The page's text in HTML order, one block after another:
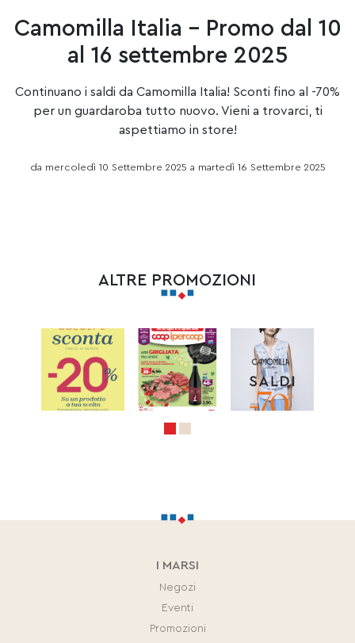
Camomilla Italia – Promo dal 10
al 16 settembre 2025
Continuano i saldi da Camomilla Italia! Sconti fino al -70%
per un guardaroba tutto nuovo. Vieni a trovarci, ti
aspettiamo in store!
da mercoledì 10 Settembre 2025 a martedì 16 Settembre 2025
ALTRE PROMOZIONI
I MARSI
Negozi
Eventi
Promozioni